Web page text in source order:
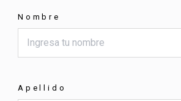
Nombre
Apellido